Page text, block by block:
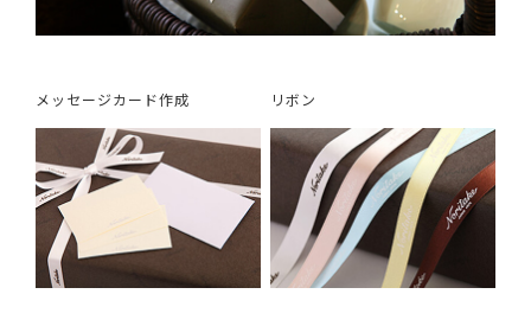
メッセージカード作成 リボン